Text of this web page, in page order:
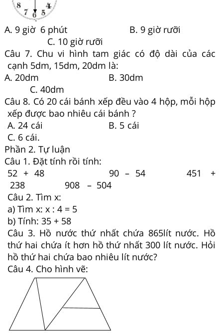
A. 9 giờ 6 phút B. 9 giờ rưỡi
C. 10 giờ rưỡi
Câu 7. Chu vi hình tam giác có độ dài của các
cạnh 5dm, 15dm, 20dm là:
A. 20dm B. 30dm
C. 40dm
Câu 8. Có 20 cái bánh xếp đều vào 4 hộp, mỗi hộp
xếp được bao nhiêu cái bánh ?
A. 24 cái B. 5 cái
C. 6 cái.
Phần 2. Tự luận
Câu 1. Đặt tính rồi tính:
52 + 48 90 – 54 451 +
238 908 – 504
Câu 2. Tìm x:
a) Tìm x: x : 4 = 5
b) Tính: 35 + 58
Câu 3. Hồ nước thứ nhất chứa 865lít nước. Hồ
thứ hai chứa ít hơn hồ thứ nhất 300 lít nước. Hỏi
hồ thứ hai chứa bao nhiêu lít nước?
Câu 4. Cho hình vẽ: